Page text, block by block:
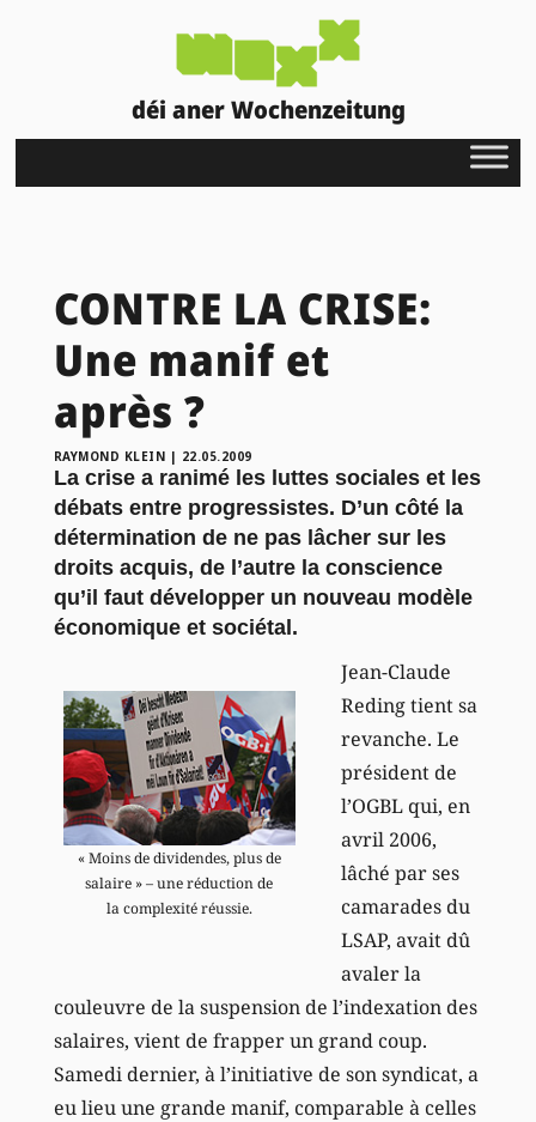
déi aner Wochenzeitung
CONTRE LA CRISE:
Une manif et
après ?
RAYMOND KLEIN | 22.05.2009
La crise a ranimé les luttes sociales et les
débats entre progressistes. D’un côté la
détermination de ne pas lâcher sur les
droits acquis, de l’autre la conscience
qu’il faut développer un nouveau modèle
économique et sociétal.
« Moins de dividendes, plus de
salaire » – une réduction de
la complexité réussie.
Jean-Claude
Reding tient sa
revanche. Le
président de
l’OGBL qui, en
avril 2006,
lâché par ses
camarades du
LSAP, avait dû
avaler la
couleuvre de la suspension de l’indexation des
salaires, vient de frapper un grand coup.
Samedi dernier, à l’initiative de son syndicat, a
eu lieu une grande manif, comparable à celles